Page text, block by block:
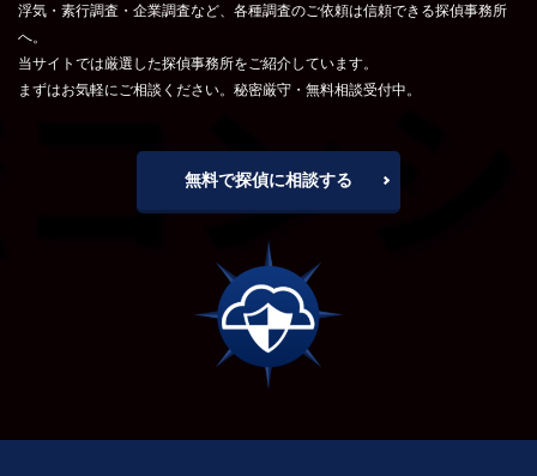
浮気・素行調査・企業調査など、各種調査のご依頼は信頼できる探偵事務所
へ。
当サイトでは厳選した探偵事務所をご紹介しています。
まずはお気軽にご相談ください。秘密厳守・無料相談受付中。
無料で探偵に相談する